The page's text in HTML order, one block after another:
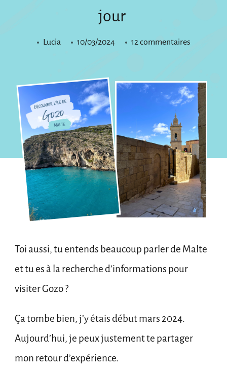
jour
Lucia 10/03/2024 12 commentairessur
:
l’essentiel
en
1
jour
Toi aussi, tu entends beaucoup parler de Malte
et tu es à la recherche d’informations pour
visiter Gozo ?
Ça tombe bien, j’y étais début mars 2024.
Aujourd’hui, je peux justement te partager
mon retour d’expérience.